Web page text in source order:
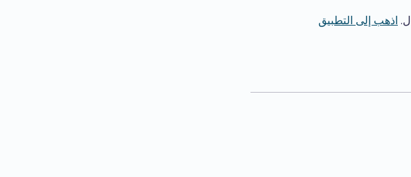
اذهب إلى التطبيق